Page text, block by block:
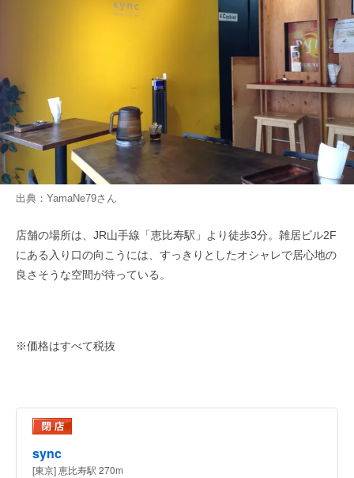
出典： YamaNe79さん
店舗の場所は、JR山手線「恵比寿駅」より徒歩3分。雑居ビル2F
にある入り口の向こうには、すっきりとしたオシャレで居心地の
良さそうな空間が待っている。
※価格はすべて税抜
sync
[東京] 恵比寿駅 270m